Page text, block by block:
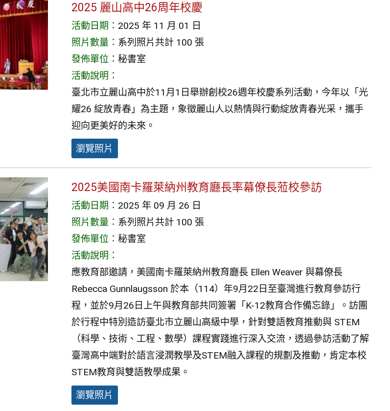
2025 麗山高中26周年校慶
活動日期： 2025 年 11 月 01 日
照片數量： 系列照片共計 100 張
發佈單位： 秘書室
活動說明：
臺北市立麗山高中於11月1日舉辦創校26週年校慶系列活動，今年以「光
耀26 綻放青春」為主題，象徵麗山人以熱情與行動綻放青春光采，攜手
迎向更美好的未來。
瀏覽照片
2025美國南卡羅萊納州教育廳長率幕僚長蒞校參訪
活動日期： 2025 年 09 月 26 日
照片數量： 系列照片共計 100 張
發佈單位： 秘書室
活動說明：
應教育部邀請，美國南卡羅萊納州教育廳長 Ellen Weaver 與幕僚長
Rebecca Gunnlaugsson 於本（114）年9月22日至臺灣進行教育參訪行
程，並於9月26日上午與教育部共同簽署「K-12教育合作備忘錄」。訪團
於行程中特別造訪臺北市立麗山高級中學，針對雙語教育推動與 STEM
（科學、技術、工程、數學）課程實踐進行深入交流，透過參訪活動了解
臺灣高中端對於語言浸潤教學及STEM融入課程的規劃及推動，肯定本校
STEM教育與雙語教學成果。
瀏覽照片